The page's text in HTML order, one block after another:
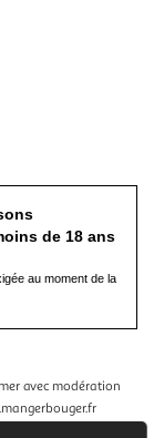
de 18 ans
au moment de la
avec modération